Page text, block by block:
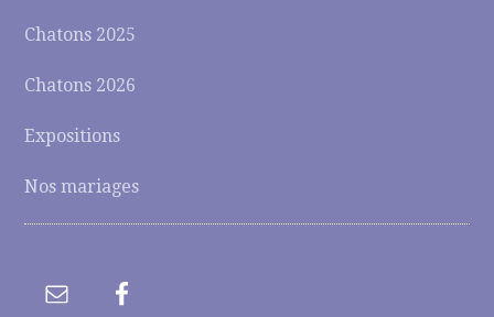
Chatons 2025
Chatons 2026
Expositions
Nos mariages